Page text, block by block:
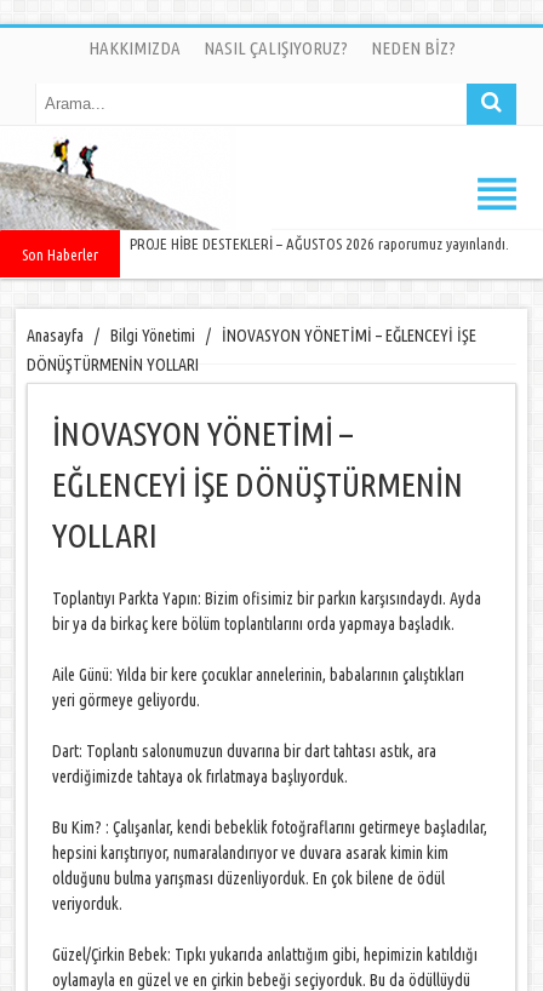
HAKKIMIZDA NASIL ÇALIŞIYORUZ? NEDEN BİZ?
Son Haberler
PROJE HİBE DESTEKLERİ – AĞUSTOS 2026 raporumuz yayınlandı.
Anasayfa / Bilgi Yönetimi /
İNOVASYON YÖNETİMİ – EĞLENCEYİ İŞE
DÖNÜŞTÜRMENİN YOLLARI
İNOVASYON YÖNETİMİ –
EĞLENCEYİ İŞE DÖNÜŞTÜRMENİN
YOLLARI
Toplantıyı Parkta Yapın: Bizim ofisimiz bir parkın karşısındaydı. Ayda
bir ya da birkaç kere bölüm toplantılarını orda yapmaya başladık.
Aile Günü: Yılda bir kere çocuklar annelerinin, babalarının çalıştıkları
yeri görmeye geliyordu.
Dart: Toplantı salonumuzun duvarına bir dart tahtası astık, ara
verdiğimizde tahtaya ok fırlatmaya başlıyorduk.
Bu Kim? : Çalışanlar, kendi bebeklik fotoğraflarını getirmeye başladılar,
hepsini karıştırıyor, numaralandırıyor ve duvara asarak kimin kim
olduğunu bulma yarışması düzenliyorduk. En çok bilene de ödül
veriyorduk.
Güzel/Çirkin Bebek: Tıpkı yukarıda anlattığım gibi, hepimizin katıldığı
oylamayla en güzel ve en çirkin bebeği seçiyorduk. Bu da ödüllüydü